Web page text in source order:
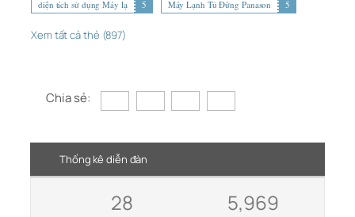
diện tích sử dụng Máy lạ
5 Máy Lạnh Tủ Đứng Panason 5
Xem tất cả thẻ (897)
Chia sẻ:
Thống kê diễn đàn
28 5,969